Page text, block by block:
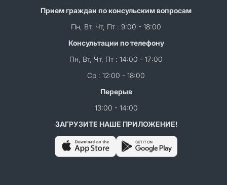
Прием граждан по консульским вопросам
Пн, Вт, Чт, Пт : 9:00 - 18:00
Консультации по телефону
Пн, Вт, Чт, Пт : 14:00 - 17:00
Ср : 12:00 - 18:00
Перерыв
13:00 - 14:00
ЗАГРУЗИТЕ НАШЕ ПРИЛОЖЕНИЕ!